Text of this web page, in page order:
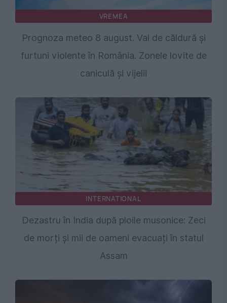
VREMEA
Prognoza meteo 8 august. Val de căldură și
furtuni violente în România. Zonele lovite de
caniculă și vijelii
INTERNATIONAL
Dezastru în India după ploile musonice: Zeci
de morți și mii de oameni evacuați în statul
Assam